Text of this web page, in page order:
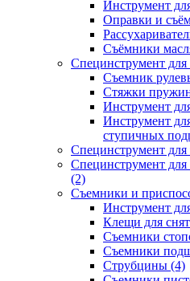
Инструмент
Оправки и
Съёмники
Специнструмент для
Съемник
Стяжки
Инструмент
Инструмент
ступичных
Специнструмент
Специнструмент
(2)
Съемники и
Инструмент
Клещи для
Съемники
Съемники
Струбцины (4)